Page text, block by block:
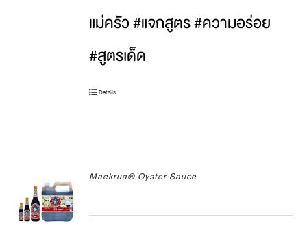
แม่ครัว #แจกสูตร #ความอร่อย
#สูตรเด็ด
Details
Maekrua® Oyster Sauce